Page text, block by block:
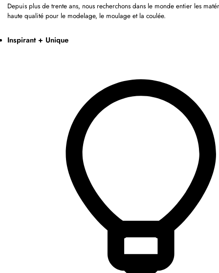
Depuis plus de trente ans, nous recherchons dans le monde entier les
haute qualité pour le modelage, le moulage et la coulée.
Inspirant + Unique